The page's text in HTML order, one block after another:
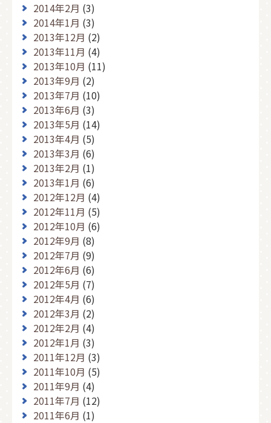
2014年2月 (3)
2014年1月 (3)
2013年12月 (2)
2013年11月 (4)
2013年10月 (11)
2013年9月 (2)
2013年7月 (10)
2013年6月 (3)
2013年5月 (14)
2013年4月 (5)
2013年3月 (6)
2013年2月 (1)
2013年1月 (6)
2012年12月 (4)
2012年11月 (5)
2012年10月 (6)
2012年9月 (8)
2012年7月 (9)
2012年6月 (6)
2012年5月 (7)
2012年4月 (6)
2012年3月 (2)
2012年2月 (4)
2012年1月 (3)
2011年12月 (3)
2011年10月 (5)
2011年9月 (4)
2011年7月 (12)
2011年6月 (1)